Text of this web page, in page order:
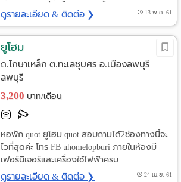
ดูรายละเอียด & ติดต่อ ❯ 13 พ.ค. 61
ยูโฮม
ถ.โกษาเหล็ก ต.ทะเลชุบศร อ.เมืองลพบุรี
ลพบุรี
3,200 บาท/เดือน
หอพัก quot ยูโฮม quot สอบถามได้2ช่องทางนี้จะ
ไวที่สุดค่ะ โทร FB uhomelopburi ภายในห้องมี
เฟอร์นิเจอร์และเครื่องใช้ไฟฟ้าครบ...
ดูรายละเอียด & ติดต่อ ❯ 24 เม.ย. 61